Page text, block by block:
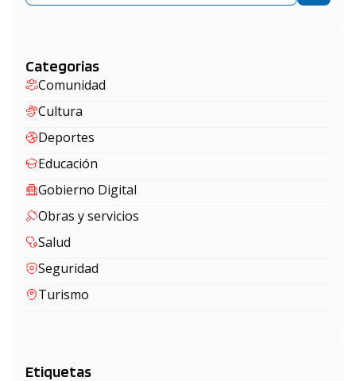
Categorias
Comunidad
Cultura
Deportes
Educación
Gobierno Digital
Obras y servicios
Salud
Seguridad
Turismo
Etiquetas